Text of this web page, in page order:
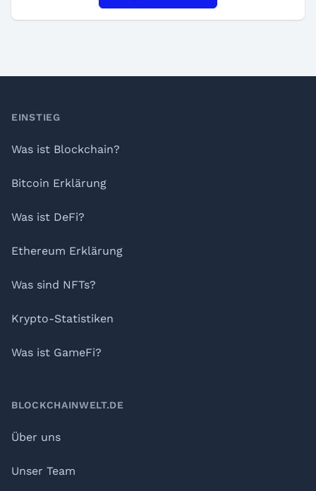
Footer
EINSTIEG
Was ist Blockchain?
Bitcoin Erklärung
Was ist DeFi?
Ethereum Erklärung
Was sind NFTs?
Krypto-Statistiken
Was ist GameFi?
BLOCKCHAINWELT.DE
Über uns
Unser Team